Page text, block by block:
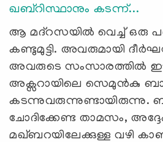
ഖബ്റിസ്ഥാനും കടന്ന്...
ആ മദ്റസയിൽ വെച്ച് ഒരു
കണ്ടുമുട്ടി. അവരുമായി
അവരുടെ സംസാരത്തിൽ
അക്സറായിലെ സെമുൻകു
കടന്നുവരുന്നുണ്ടായിരുന്നു.
ചോദിക്കേണ്ട താമസം,
മഖ്ബറയിലേക്കുള്ള വഴി